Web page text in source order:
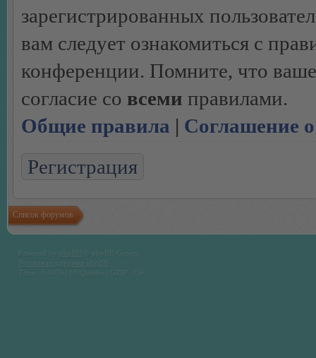
зарегистрированных
вам следует ознакомиться с
конференции. Помните, что
согласие со всеми правилами.
Общие правила | Соглашение
Регистрация
Список форумов
Time : 0.043s | 10 Queries | GZIP : On